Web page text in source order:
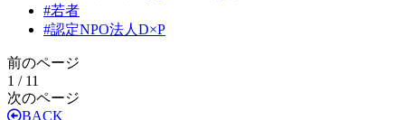
#若者
#認定NPO法人D×P
前のページ
1 / 11
次のページ
BACK